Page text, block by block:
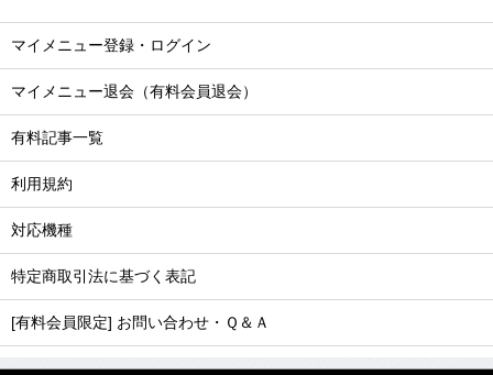
マイメニュー登録・ログイン
マイメニュー退会（有料会員退会）
有料記事一覧
利用規約
対応機種
特定商取引法に基づく表記
[有料会員限定] お問い合わせ・Ｑ＆Ａ